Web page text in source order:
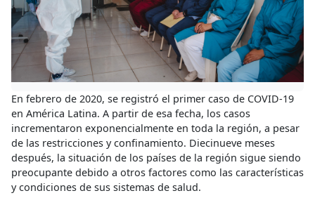
En febrero de 2020, se registró el primer caso de COVID-19
en América Latina. A partir de esa fecha, los casos
incrementaron exponencialmente en toda la región, a pesar
de las restricciones y confinamiento. Diecinueve meses
después, la situación de los países de la región sigue siendo
preocupante debido a otros factores como las características
y condiciones de sus sistemas de salud.